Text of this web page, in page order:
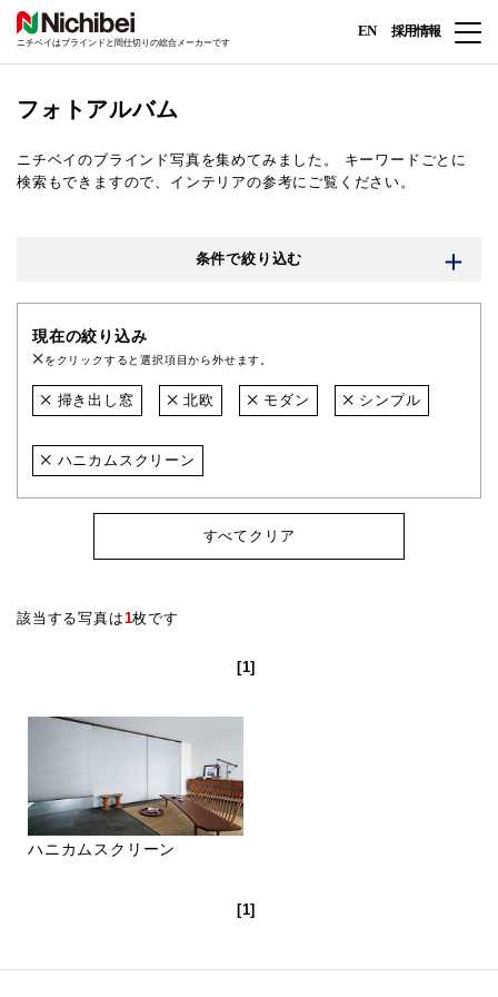
ニチベイはブラインドと間仕切りの総合メーカーです
EN 採用情報
フォトアルバム
ニチベイのブラインド写真を集めてみました。
キーワードごとに
検索もできますので、インテリアの参考にご覧ください。
条件で絞り込む
現在の絞り込み
をクリックすると選択項目から外せます。
掃き出し窓 北欧 モダン シンプル
ハニカムスクリーン
すべてクリア
該当する写真は1枚です
[1]
ハニカムスクリーン
[1]